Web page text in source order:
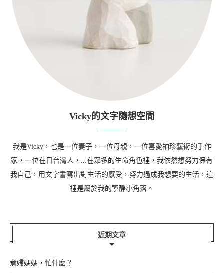
Vicky的文字隨想空間
我是Vicky，也是一位妻子，一位母親，一位喜愛袖珍藝術的手作
家，一位在日台灣人，...在眾多的生命角色裡，我依然想努力保有
我自己，用文字書寫出對生活的感受，努力過成我想要的生活，這
裡是屬於我的寧靜小角落。
近期文章
煮婦媽媽，忙什麼？